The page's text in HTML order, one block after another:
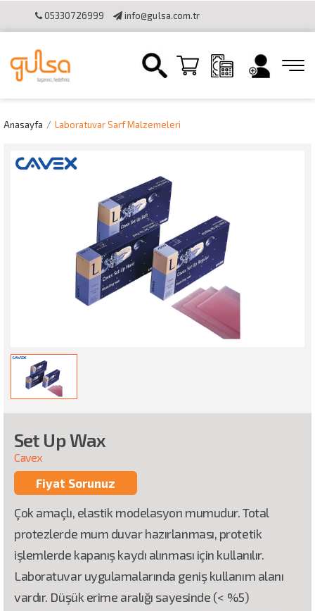
05330726999 info@gulsa.com.tr
Hizmetleri Online Tahsilat Kullanımı
Anasayfa Laboratuvar Sarf Malzemeleri
Set Up Wax
Cavex
Fiyat Sorunuz
Çok amaçlı, elastik modelasyon mumudur. Total
protezlerde mum duvar hazırlanması, protetik
işlemlerde kapanış kaydı alınması için kullanılır.
Laboratuvar uygulamalarında geniş kullanım alanı
vardır. Düşük erime aralığı sayesinde (< %5)